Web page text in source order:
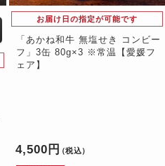
お届け日の指定が可能です
「あかね和牛 無塩せき コンビー
フ」3缶 80g×3 ※常温【愛媛フ
ェア】
4,500円 （税込）